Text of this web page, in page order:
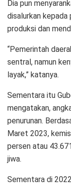
Dia pun
disalurkan kepada
produksi dan
“Pemerintah
sentral, namun
layak,” katanya.
Sementara itu
mengatakan,
penurunan.
Maret 2023,
persen atau
jiwa.
Sementara di